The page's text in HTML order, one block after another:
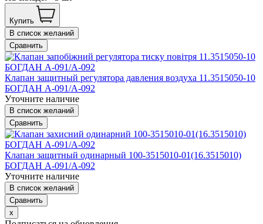
Купить
В список желаний
Сравнить
Клапан защитный регулятора давления воздуха 11.3515050-10
БОГДАН А-091/А-092
Уточните наличие
В список желаний
Сравнить
Клапан защитный одинарный 100-3515010-01(16.3515010)
БОГДАН А-091/А-092
Уточните наличие
В список желаний
Сравнить
x